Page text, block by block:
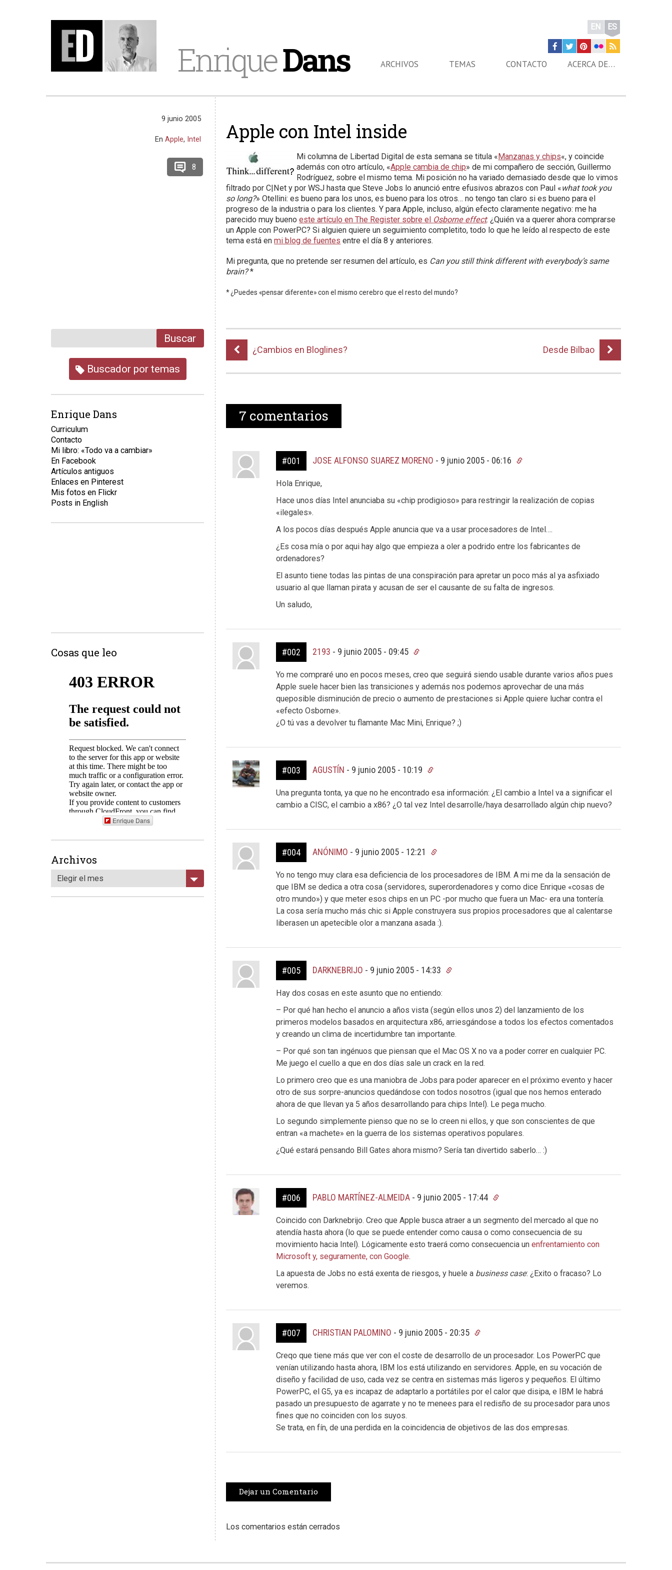
EnriqueDans
EN ES
ARCHIVOS TEMAS CONTACTO ACERCA DE…
Apple con Intel inside
Mi columna de Libertad Digital de esta semana se titula «Manzanas y chips«, y coincide
además con otro artículo, «Apple cambia de chip» de mi compañero de sección, Guillermo
Rodríguez, sobre el mismo tema. Mi posición no ha variado demasiado desde que lo vimos
filtrado por C|Net y por WSJ hasta que Steve Jobs lo anunció entre efusivos abrazos con Paul «what took you
so long?» Otellini: es bueno para los unos, es bueno para los otros… no tengo tan claro si es bueno para el
progreso de la industria o para los clientes. Y para Apple, incluso, algún efecto claramente negativo: me ha
parecido muy buenoeste artículo en The Register sobre el Osborne effect: ¿Quién va a querer ahora comprarse
un Apple con PowerPC? Si alguien quiere un seguimiento completito, todo lo que he leído al respecto de este
tema está enmi blog de fuentes entre el día 8 y anteriores.
Mi pregunta, que no pretende ser resumen del artículo, es Can you still think different with everybody’s same
brain?*
* ¿Puedes «pensar diferente» con el mismo cerebro que el resto del mundo?
¿Cambios en Bloglines? Desde Bilbao
7 comentarios
#001 JOSE ALFONSO SUAREZ MORENO - 9 junio 2005 - 06:16
Hola Enrique,
Hace unos días Intel anunciaba su «chip prodigioso» para restringir la realización de copias
«ilegales».
A los pocos días después Apple anuncia que va a usar procesadores de Intel….
¿Es cosa mía o por aqui hay algo que empieza a oler a podrido entre los fabricantes de
ordenadores?
El asunto tiene todas las pintas de una conspiración para apretar un poco más al ya asfixiado
usuario al que llaman pirata y acusan de ser el causante de su falta de ingresos.
Un saludo,
#002 2193 - 9 junio 2005 - 09:45
Yo me compraré uno en pocos meses, creo que seguirá siendo usable durante varios años pues
Apple suele hacer bien las transiciones y además nos podemos aprovechar de una más
queposible disminución de precio o aumento de prestaciones si Apple quiere luchar contra el
«efecto Osborne».
¿O tú vas a devolver tu flamante Mac Mini, Enrique? ;)
#003 AGUSTÍN - 9 junio 2005 - 10:19
Una pregunta tonta, ya que no he encontrado esa información: ¿El cambio a Intel va a significar el
cambio a CISC, el cambio a x86? ¿O tal vez Intel desarrolle/haya desarrollado algún chip nuevo?
#004 ANÓNIMO - 9 junio 2005 - 12:21
Yo no tengo muy clara esa deficiencia de los procesadores de IBM. A mi me da la sensación de
que IBM se dedica a otra cosa (servidores, superordenadores y como dice Enrique «cosas de
otro mundo») y que meter esos chips en un PC -por mucho que fuera un Mac- era una tontería.
La cosa sería mucho más chic si Apple construyera sus propios procesadores que al calentarse
liberasen un apetecible olor a manzana asada :).
#005 DARKNEBRIJO - 9 junio 2005 - 14:33
Hay dos cosas en este asunto que no entiendo:
– Por qué han hecho el anuncio a años vista (según ellos unos 2) del lanzamiento de los
primeros modelos basados en arquitectura x86, arriesgándose a todos los efectos comentados
y creando un clima de incertidumbre tan importante.
– Por qué son tan ingénuos que piensan que el Mac OS X no va a poder correr en cualquier PC.
Me juego el cuello a que en dos días sale un crack en la red.
Lo primero creo que es una maniobra de Jobs para poder aparecer en el próximo evento y hacer
otro de sus sorpre-anuncios quedándose con todos nosotros (igual que nos hemos enterado
ahora de que llevan ya 5 años desarrollando para chips Intel). Le pega mucho.
Lo segundo simplemente pienso que no se lo creen ni ellos, y que son conscientes de que
entran «a machete» en la guerra de los sistemas operativos populares.
¿Qué estará pensando Bill Gates ahora mismo? Sería tan divertido saberlo… :)
#006 PABLO MARTÍNEZ-ALMEIDA- 9 junio 2005 - 17:44
Coincido con Darknebrijo. Creo que Apple busca atraer a un segmento del mercado al que no
atendía hasta ahora (lo que se puede entender como causa o como consecuencia de su
movimiento hacia Intel). Lógicamente esto traerá como consecuencia un enfrentamiento con
Microsoft y, seguramente, con Google.
La apuesta de Jobs no está exenta de riesgos, y huele a business case: ¿Exito o fracaso? Lo
veremos.
#007 CHRISTIAN PALOMINO - 9 junio 2005 - 20:35
Creqo que tiene más que ver con el coste de desarrollo de un procesador. Los PowerPC que
venían utilizando hasta ahora, IBM los está utilizando en servidores. Apple, en su vocación de
diseño y facilidad de uso, cada vez se centra en sistemas más ligeros y pequeños. El último
PowerPC, el G5, ya es incapaz de adaptarlo a portátiles por el calor que disipa, e IBM le habrá
pasado un presupuesto de agarrate y no te menees para el redisño de su procesador para unos
fines que no coinciden con los suyos.
Se trata, en fín, de una perdida en la coincidencia de objetivos de las dos empresas.
Dejar un Comentario
Los comentarios están cerrados
9 junio 2005
EnApple, Intel
8
Buscar
Buscador por temas
Enrique Dans
Curriculum
Contacto
Mi libro: «Todo va a cambiar»
En Facebook
Artículos antiguos
Enlaces en Pinterest
Mis fotos en Flickr
Posts in English
Cosas que leo
Enrique Dans
Archivos
Elegir el mes